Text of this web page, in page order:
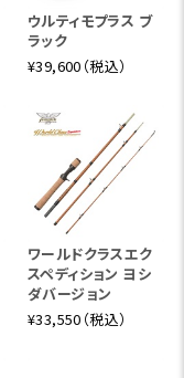
ウルティモプラス ブ
ラック
¥39,600（税込）
ワールドクラスエク
スペディション ヨシ
ダバージョン
¥33,550（税込）